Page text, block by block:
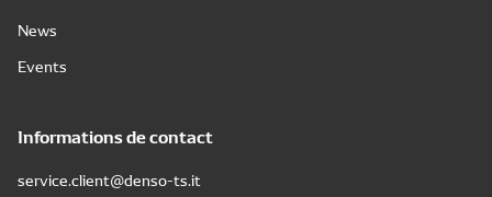
News
Events
Informations de contact
service.client@denso-ts.it